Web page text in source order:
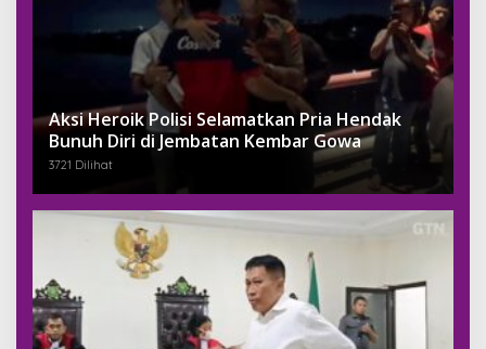
Aksi Heroik Polisi Selamatkan Pria Hendak
Bunuh Diri di Jembatan Kembar Gowa
3721 Dilihat